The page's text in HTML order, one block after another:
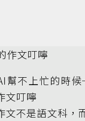
作文叮嚀
幫不上忙的時
文叮嚀
文不是語文科，